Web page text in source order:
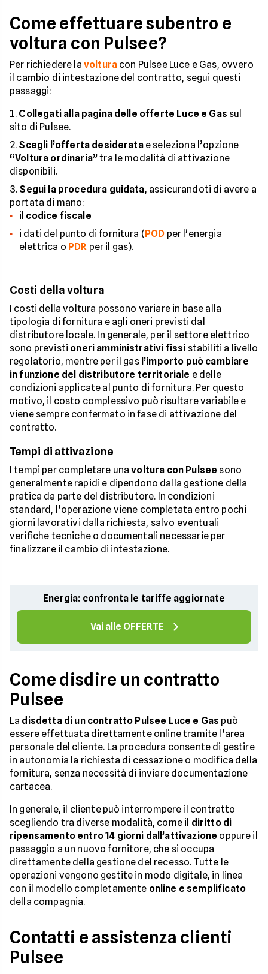
Come effettuare subentro e
voltura con Pulsee?
Per richiedere la voltura con Pulsee Luce e Gas, ovvero
il cambio di intestazione del contratto, segui questi
passaggi:
Collegati alla pagina delle offerte Luce e Gas sul
sito di Pulsee.
Scegli l’offerta desideratae seleziona l’opzione
“Voltura ordinaria”tra le modalità di attivazione
disponibili.
Segui la procedura guidata, assicurandoti di avere a
portata di mano:
il codice fiscale
i dati del punto di fornitura (POD per l'energia
elettrica o PDR per il gas).
Costi della voltura
I costi della voltura possono variare in base alla
tipologia di fornitura e agli oneri previsti dal
distributore locale. In generale, per il settore elettrico
sono previsti oneri amministrativi fissi stabiliti a livello
regolatorio, mentre per il gas l’importo può cambiare
in funzione del distributore territoriale e delle
condizioni applicate al punto di fornitura. Per questo
motivo, il costo complessivo può risultare variabile e
viene sempre confermato in fase di attivazione del
contratto.
Tempi di attivazione
I tempi per completare unavoltura con Pulsee sono
generalmente rapidi e dipendono dalla gestione della
pratica da parte del distributore. In condizioni
standard, l’operazione viene completata entro pochi
giorni lavorativi dalla richiesta, salvo eventuali
verifiche tecniche o documentali necessarie per
finalizzare il cambio di intestazione.
Energia: confronta le tariffe aggiornate
Vai alle OFFERTE
Come disdire un contratto
Pulsee
La disdetta di un contratto Pulsee Luce e Gas può
essere effettuata direttamente online tramite l’area
personale del cliente. La procedura consente di gestire
in autonomia la richiesta di cessazione o modifica della
fornitura, senza necessità di inviare documentazione
cartacea.
In generale, il cliente può interrompere il contratto
scegliendo tra diverse modalità, come il diritto di
ripensamento entro 14 giorni dall’attivazione oppure il
passaggio a un nuovo fornitore, che si occupa
direttamente della gestione del recesso. Tutte le
operazioni vengono gestite in modo digitale, in linea
con il modello completamente online e semplificato
della compagnia.
Contatti e assistenza clienti
Pulsee